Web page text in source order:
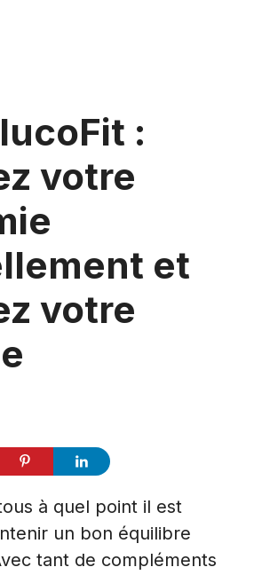
:
votre
et
votre
à quel point il est
un bon équilibre
tant de compléments